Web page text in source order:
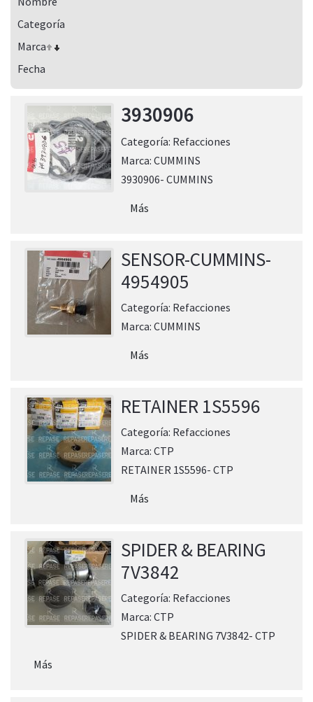
Categoría
Marca
Fecha
3930906
Categoría: Refacciones
Marca: CUMMINS
3930906- CUMMINS
Más
SENSOR-CUMMINS-
4954905
Categoría: Refacciones
Marca: CUMMINS
Más
RETAINER 1S5596
Categoría: Refacciones
Marca: CTP
RETAINER 1S5596- CTP
Más
SPIDER & BEARING
7V3842
Categoría: Refacciones
Marca: CTP
SPIDER & BEARING 7V3842- CTP
Más